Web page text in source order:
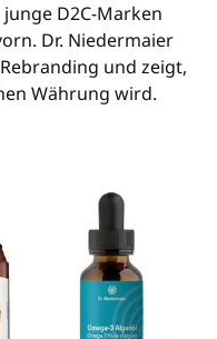
D2C-Marken
Dr. Niedermaier
und zeigt,
Währung wird.